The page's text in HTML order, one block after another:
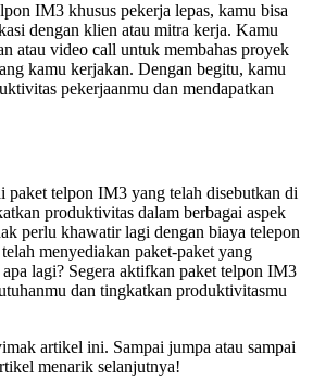
IM3 khusus pekerja lepas, kamu bisa
dengan klien atau mitra kerja. Kamu
atau video call untuk membahas proyek
kamu kerjakan. Dengan begitu, kamu
pekerjaanmu dan mendapatkan
paket telpon IM3 yang telah disebutkan di
produktivitas dalam berbagai aspek
perlu khawatir lagi dengan biaya telepon
menyediakan paket-paket yang
lagi? Segera aktifkan paket telpon IM3
dan tingkatkan produktivitasmu
artikel ini. Sampai jumpa atau sampai
menarik selanjutnya!